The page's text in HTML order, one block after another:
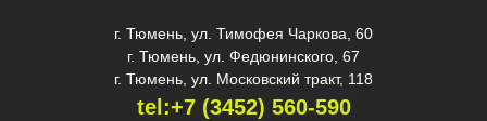
г. Тюмень, ул. Тимофея Чаркова, 60
г. Тюмень, ул. Федюнинского, 67
г. Тюмень, ул. Московский тракт, 118
tel:+7 (3452) 560-590